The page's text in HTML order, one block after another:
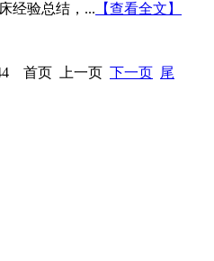
经验总结，... 【查看全文】
首页 上一页 下一页 尾